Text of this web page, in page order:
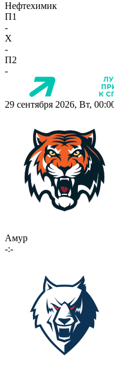
Нефтехимик
П1
-
X
-
П2
-
29 сентября 2026, Вт,
Амур
-:-